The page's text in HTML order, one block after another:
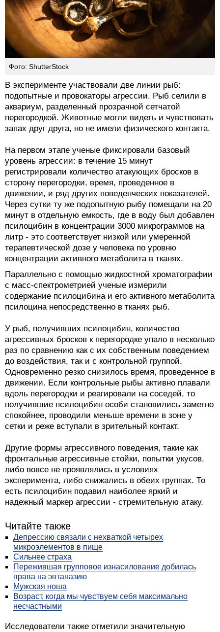
Фото: ShutterStock
В эксперименте участвовали две линии рыб:
подопытные и провокаторы агрессии. Рыб селили в
аквариум, разделенный прозрачной сетчатой
перегородкой. Животные могли видеть и чувствовать
запах друг друга, но не имели физического контакта.
На первом этапе ученые фиксировали базовый
уровень агрессии: в течение 15 минут
регистрировали количество атакующих бросков в
сторону перегородки, время, проведенное в
движении, и ряд других поведенческих показателей.
Через сутки ту же подопытную рыбу помещали на 20
минут в отдельную емкость, где в воду был добавлен
псилоцибин в концентрации 3000 микрограммов на
литр - это соответствует низкой или умеренной
терапевтической дозе у человека по уровню
концентрации активного метаболита в тканях.
Параллельно с помощью жидкостной хроматографии
с масс-спектрометрией ученые измерили
содержание псилоцибина и его активного метаболита
псилоцина непосредственно в тканях рыб.
У рыб, получивших псилоцибин, количество
агрессивных бросков к перегородке упало в несколько
раз по сравнению как с их собственным поведением
до воздействия, так и с контрольной группой.
Одновременно резко снизилось время, проведенное в
движении. Если контрольные рыбы активно плавали
вдоль перегородки и реагировали на соседей, то
получившие псилоцибин особи становились заметно
спокойнее, проводили меньше времени в зоне у
сетки и реже вступали в зрительный контакт.
Другие формы агрессивного поведения, такие как
фронтальные агрессивные стойки, попытки укусов,
либо вовсе не проявлялись в условиях
эксперимента, либо снижались в обеих группах. То
есть псилоцибин подавил наиболее яркий и
надежный маркер агрессии - стремительную атаку.
Читайте также
Депрессию связали с нехваткой четырех
микроэлементов в пище
Сильнее страха
Пережившая групповое изнасилование добилась
права на эвтаназию
Мужская ноша
Возраст, когда мы чувствуем себя максимально
несчастными
Исследователи также отметили значительную